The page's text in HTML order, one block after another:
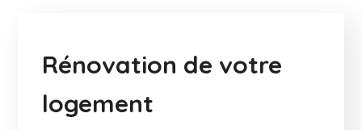
Rénovation de votre
logement